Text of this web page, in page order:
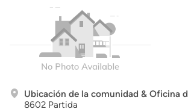
Ubicación de la comunidad & Oficina
8602 Partida